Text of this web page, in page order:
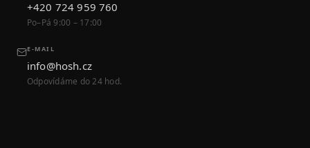
+420 724 959 760
Po–Pá 9:00 – 17:00
E-MAIL
info@hosh.cz
Odpovídáme do 24 hod.